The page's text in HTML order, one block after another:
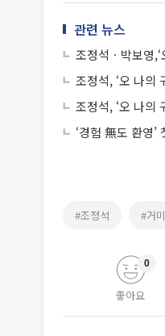
관련 뉴스
조정석ㆍ박보영
조정석, ‘오 나의
조정석, ‘오 나의
‘경험 無도 환영
#조정석 #거미
좋아요
0